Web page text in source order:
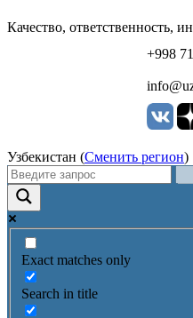
Качество, ответственность,
+998
Узбекистан (Сменить регион)
Exact matches only
Search in title